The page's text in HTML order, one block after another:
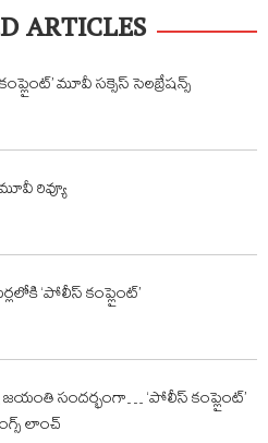
ARTICLES
మూవీ సక్సెస్ సెలబ్రేషన్స్
రివ్యూ
‘పోలీస్ కంప్లైంట్’
జయంతి సందర్భంగా… ‘పోలీస్ కంప్లైంట్’
లాంచ్